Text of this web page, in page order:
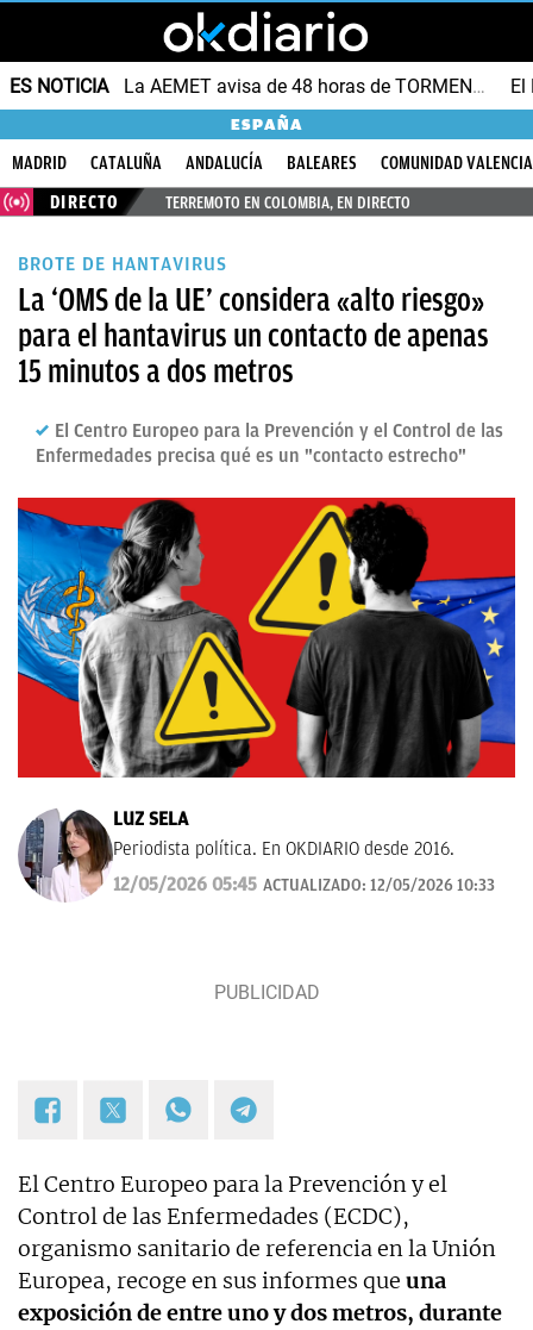
ES NOTICIA La AEMET avisa de 48 horas de TORMENTAS y GRANIZO
ESPAÑA
MADRID CATALUÑA ANDALUCÍA BALEARES
COMUNIDAD
DIRECTO
TERREMOTO EN COLOMBIA, EN DIRECTO
BROTE DE HANTAVIRUS
La ‘OMS de la UE’ considera «alto riesgo»
para el hantavirus un contacto de apenas
15 minutos a dos metros
El Centro Europeo para la Prevención y el Control de las
Enfermedades precisa qué es un "contacto estrecho"
LUZ SELA
Periodista política. En OKDIARIO desde 2016.
12/05/2026 05:45 ACTUALIZADO: 12/05/2026 10:33
El Centro Europeo para la Prevención y el
Control de las Enfermedades (ECDC),
organismo sanitario de referencia en la Unión
Europea, recoge en sus informes que una
exposición de entre uno y dos metros, durante